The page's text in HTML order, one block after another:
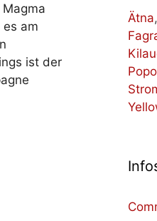
am
ist der
Ätna,